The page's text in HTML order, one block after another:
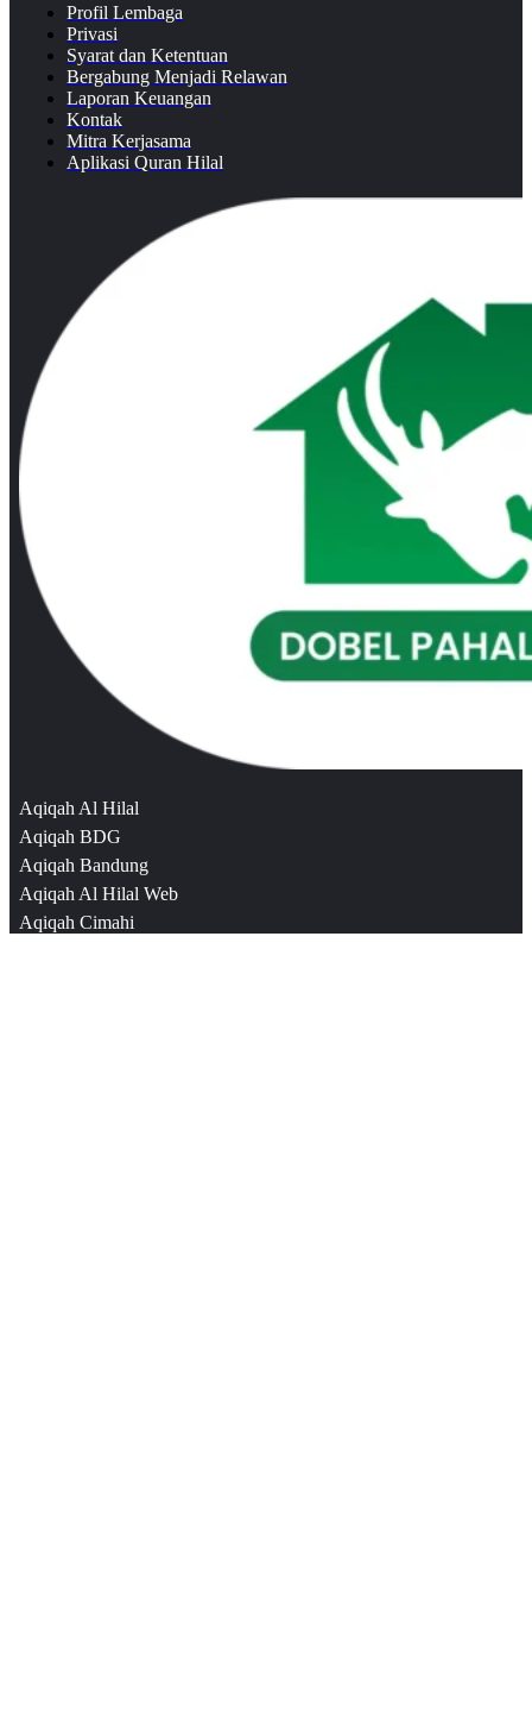
Profil Lembaga
Privasi
Syarat dan Ketentuan
Bergabung Menjadi Relawan
Laporan Keuangan
Kontak
Mitra Kerjasama
Aplikasi Quran Hilal
Aqiqah Al Hilal
Aqiqah BDG
Aqiqah Bandung
Aqiqah Al Hilal Web
Aqiqah Cimahi